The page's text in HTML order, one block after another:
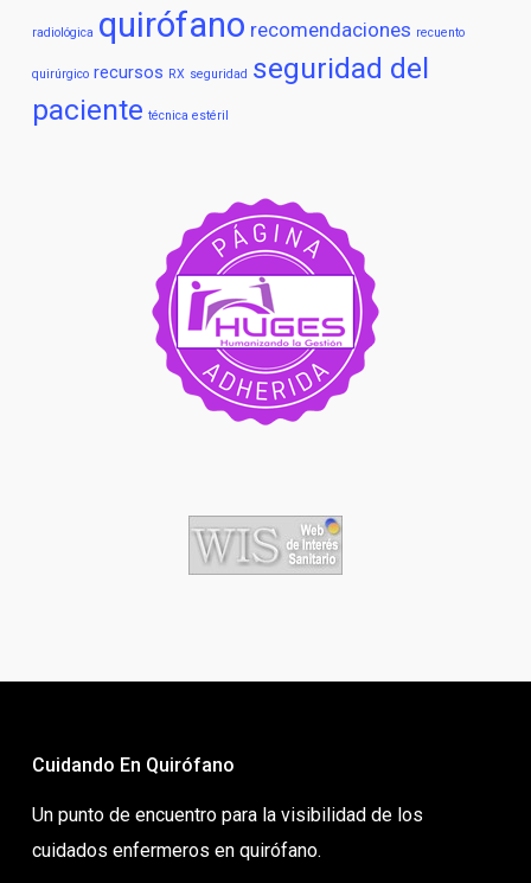
radiológica quirófano recomendaciones recuento
quirúrgico recursos RX seguridad seguridad del
paciente técnica estéril
Cuidando En Quirófano
Un punto de encuentro para la visibilidad de los
cuidados enfermeros en quirófano.